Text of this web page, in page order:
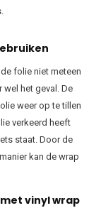
folie niet meteen
het geval. De
weer op te tillen
verkeerd heeft
staat. Door de
kan de wrap
vinyl wrap